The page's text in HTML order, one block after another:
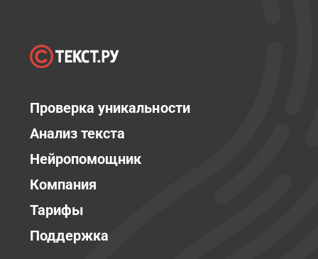
Проверка уникальности
Анализ текста
Нейропомощник
Компания
Тарифы
Поддержка